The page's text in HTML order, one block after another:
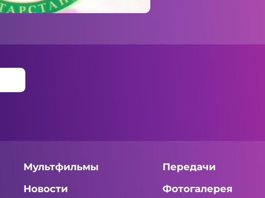
Мультфильмы Передачи
Новости
Фотогалерея